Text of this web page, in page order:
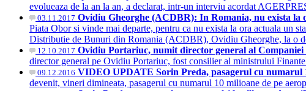
evolueaza de la an la an, a declarat, intr-un interviu acordat
03.11.2017 Ovidiu Gheorghe (ACDBR): In Romania, nu exista
Piata Obor si vinde mai departe, pentru ca nu exista la ora actuala un
Distributie de Bunuri din Romania (ACDBR), Ovidiu Gheorghe, la o
12.10.2017 Ovidiu Portariuc, numit director general al
director general pe Ovidiu Portariuc, fost consilier al ministrului
09.12.2016 VIDEO UPDATE Sorin Preda, pasagerul cu numarul
devenit, vineri dimineata, pasagerul cu numarul 10 milioane de pe